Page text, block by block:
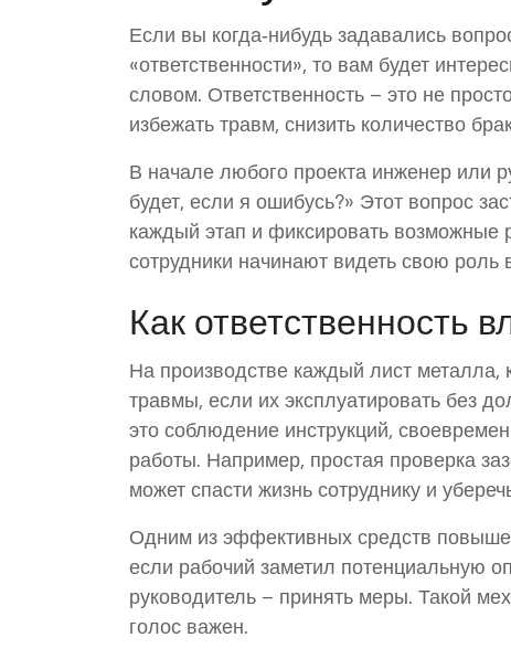
Если вы когда‑нибудь задавались
«ответственности», то вам будет
словом. Ответственность – это не
избежать травм, снизить количество
В начале любого проекта инженер или
будет, если я ошибусь?» Этот вопрос
каждый этап и фиксировать возможные
сотрудники начинают видеть свою
Как ответственность
На производстве каждый лист металла,
травмы, если их эксплуатировать без
это соблюдение инструкций,
работы. Например, простая проверка
может спасти жизнь сотруднику и
Одним из эффективных средств
если рабочий заметил потенциальную
руководитель – принять меры. Такой
голос важен.